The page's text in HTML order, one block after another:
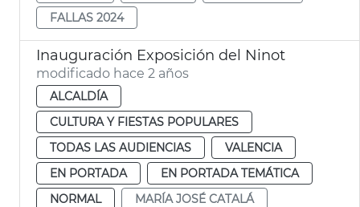
FALLAS 2024
Inauguración Exposición del Ninot
modificado hace 2 años
ALCALDÍA
CULTURA Y FIESTAS POPULARES
TODAS LAS AUDIENCIAS
VALENCIA
EN PORTADA
EN PORTADA TEMÁTICA
NORMAL
MARÍA JOSÉ CATALÁ